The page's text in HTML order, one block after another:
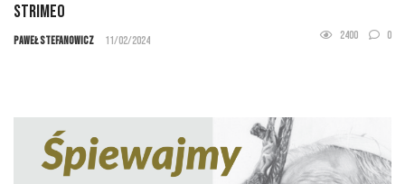
STRIMEO
Paweł Stefanowicz 11/02/2024 2400 0